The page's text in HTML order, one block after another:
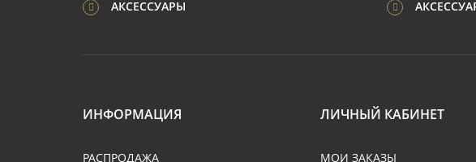
АКСЕССУАРЫ
ИНФОРМАЦИЯ
РАСПРОДАЖА
ЛИЧНЫЙ КАБИНЕТ
МОИ ЗАКАЗЫ